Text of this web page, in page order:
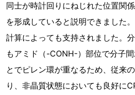
同士が時計回りにねじれた位置関
を形成していると説明できました
計算によっても支持されました。
もアミド（-CONH-）部位で分子
とでピレン環が重なるため、従来
り、非晶質状態においても良好に